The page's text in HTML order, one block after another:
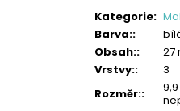
Kategorie:
Barva::
Obsah::
27
Vrstvy::
3
Rozměr::